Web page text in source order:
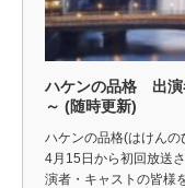
ハケンの品格 出演
～ (随時更新)
ハケンの品格(はけん
4月15日から初回放送
演者・キャストの皆様